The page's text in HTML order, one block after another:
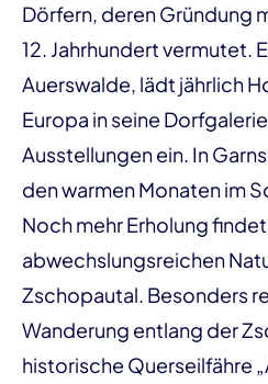
Dörfern, deren Gründung
12. Jahrhundert vermutet.
Auerswalde, lädt jährlich
Europa in seine
Ausstellungen ein. In
den warmen Monaten im
Noch mehr Erholung
abwechslungsreichen
Zschopautal. Besonders
Wanderung entlang der
historische Querseilfähre